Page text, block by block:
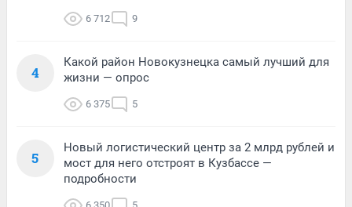
6 712 9
4
Какой район Новокузнецка самый лучший для
жизни — опрос
6 375 5
5
Новый логистический центр за 2 млрд рублей и
мост для него отстроят в Кузбассе —
подробности